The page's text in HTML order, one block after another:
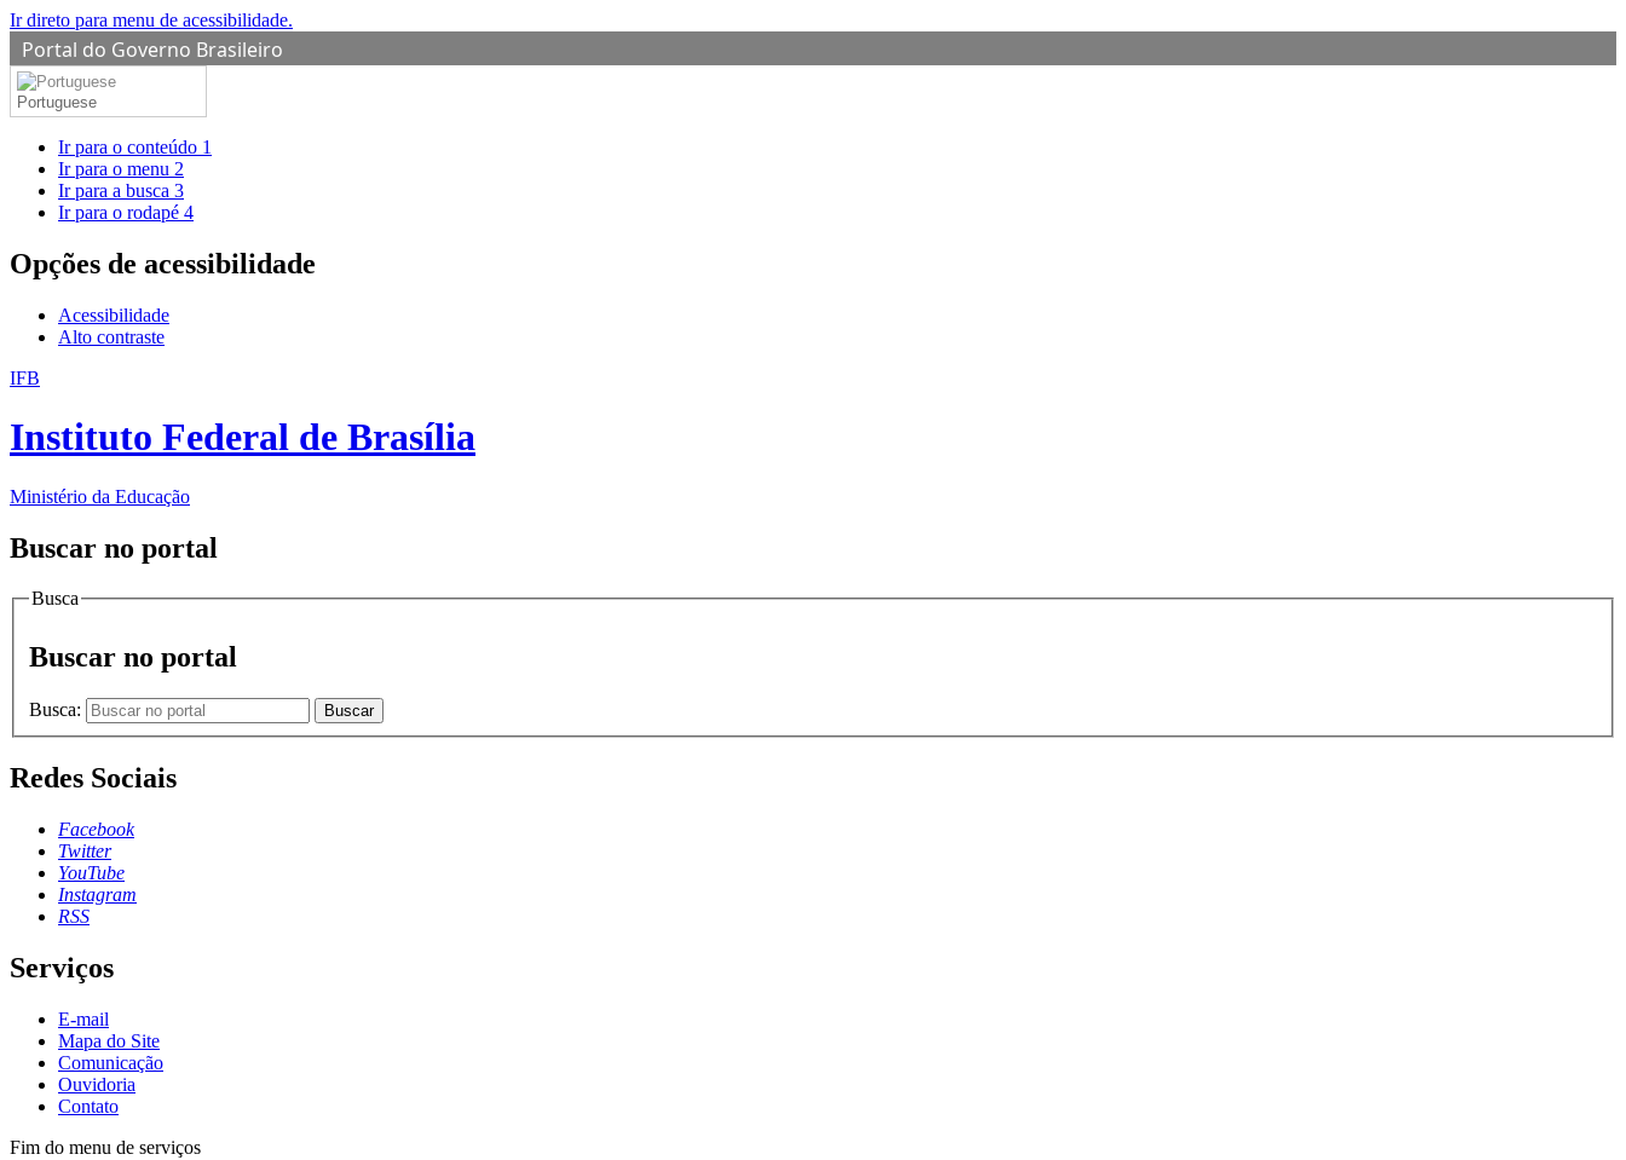
Ir direto para menu de acessibilidade.
Portal do Governo Brasileiro
Portuguese
Ir para o conteúdo 1
Ir para o menu 2
Ir para a busca 3
Ir para o rodapé 4
Opções de acessibilidade
Acessibilidade
Alto contraste
IFB
Instituto Federal de Brasília
Ministério da Educação
Buscar no portal
Busca
Buscar no portal
Busca: Buscar
Redes Sociais
Facebook
Twitter
YouTube
Instagram
RSS
Serviços
E-mail
Mapa do Site
Comunicação
Ouvidoria
Contato
Fim do menu de serviços